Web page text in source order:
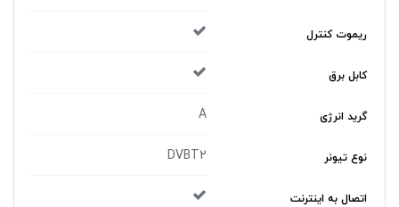
ریموت کنترل
کابل برق
گريد انرژی A
نوع تيونر DVBT2
اتصال به اینترنت